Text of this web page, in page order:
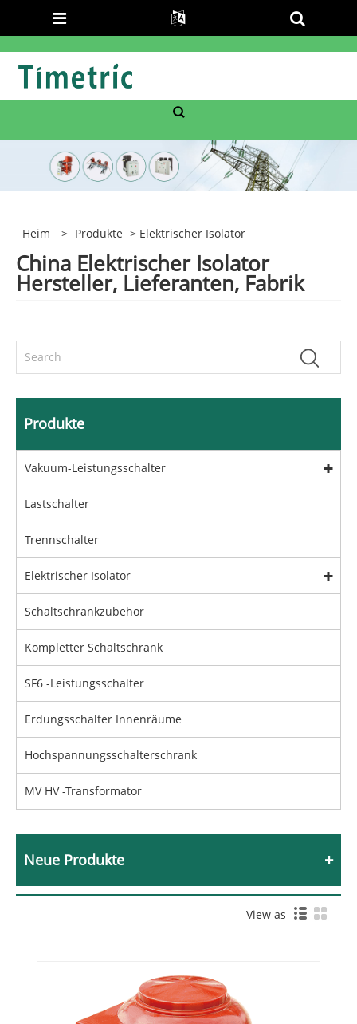
Heim > Produkte > Elektrischer Isolator
China Elektrischer Isolator
Hersteller, Lieferanten, Fabrik
Produkte
Vakuum-Leistungsschalter
Lastschalter
Trennschalter
Elektrischer Isolator
Schaltschrankzubehör
Kompletter Schaltschrank
SF6 -Leistungsschalter
Erdungsschalter Innenräume
Hochspannungsschalterschrank
MV HV -Transformator
Neue Produkte
View as